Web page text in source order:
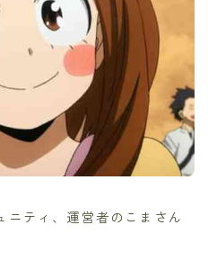
ニティ、運営者のこまさん